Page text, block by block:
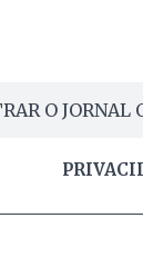
O JORNAL